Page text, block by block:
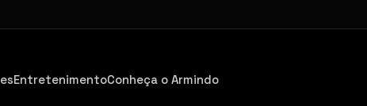
EntretenimentoConheça o Armindo